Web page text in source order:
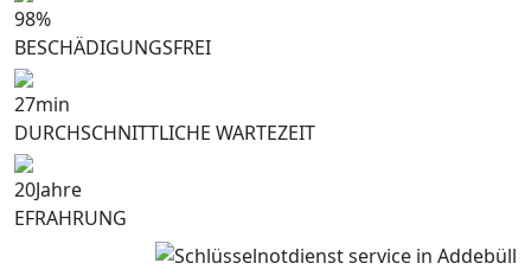
98%
BESCHÄDIGUNGSFREI
27min
DURCHSCHNITTLICHE WARTEZEIT
20Jahre
EFRAHRUNG